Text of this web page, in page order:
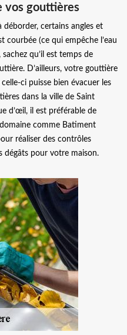
vos gouttières
certains angles et
(ce qui empêche l’eau
qu’il est temps de
D’ailleurs, votre gouttière
ci puisse bien évacuer les
dans la ville de Saint
d’œil, il est préférable de
comme Batiment
réaliser des contrôles
dégâts pour votre maison.